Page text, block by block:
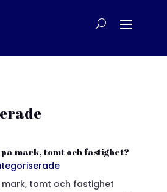
mark, tomt och fastighet?
mark, tomt och fastighet